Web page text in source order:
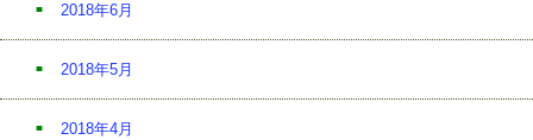
2018年6月
2018年5月
2018年4月